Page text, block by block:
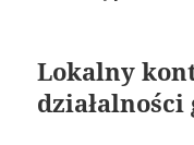
Lokalny
działalności